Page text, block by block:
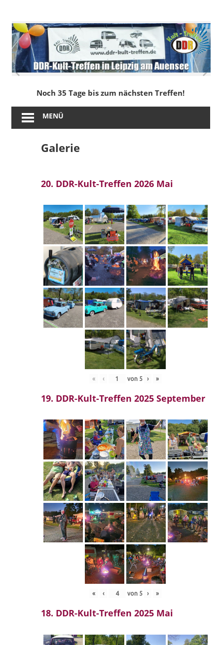
springen
DDR-
Kult-
Treffen
in
Leipzig
am
Noch 35 Tage bis zum nächsten Treffen!
MENÜ
Galerie
20. DDR-Kult-Treffen 2026 Mai
« ‹ von 5 › »
19. DDR-Kult-Treffen 2025 September
« ‹ von 5 › »
18. DDR-Kult-Treffen 2025 Mai